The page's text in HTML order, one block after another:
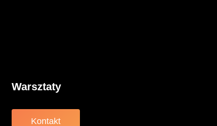
Warsztaty
Kontakt